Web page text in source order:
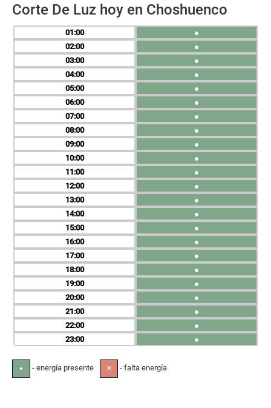
Corte De Luz hoy en Choshuenco
01
02
03
04
05
06
07
08
09
10
11
12
13
14
15
16
17
18
19
20
21
22
23
●
●
●
●
●
●
●
●
●
●
●
●
●
●
●
●
●
●
●
●
●
●
●
● - energía presente ✕ - falta energía